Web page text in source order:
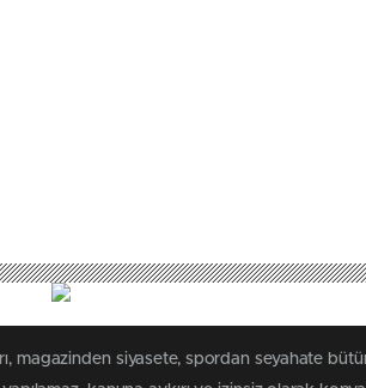
magazinden siyasete, spordan seyahate